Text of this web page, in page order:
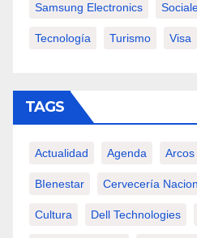
Samsung Electronics
Tecnología Turismo Visa
TAGS
Actualidad Agenda
BIenestar Cervecería
Cultura Dell Technologies